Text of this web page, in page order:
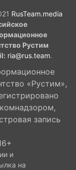
RusTeam.media
Рустим
ria@rus.team.
«Рустим»,
запись
и
на